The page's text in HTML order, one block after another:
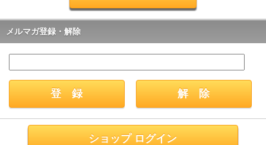
メルマガ登録・解除
ショップ ログイン